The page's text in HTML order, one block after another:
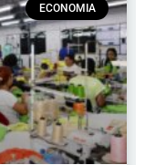
ECONOMIA